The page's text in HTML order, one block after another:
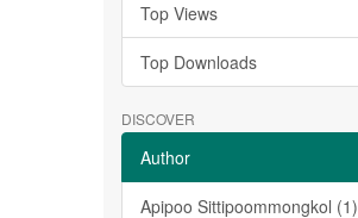
Top Views
Top Downloads
DISCOVER
Author
Apipoo Sittipoommongkol (1)